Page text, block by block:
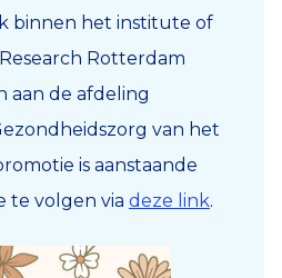
binnen het institute of
Rotterdam
aan de afdeling
van het
is aanstaande
te volgen via deze link.